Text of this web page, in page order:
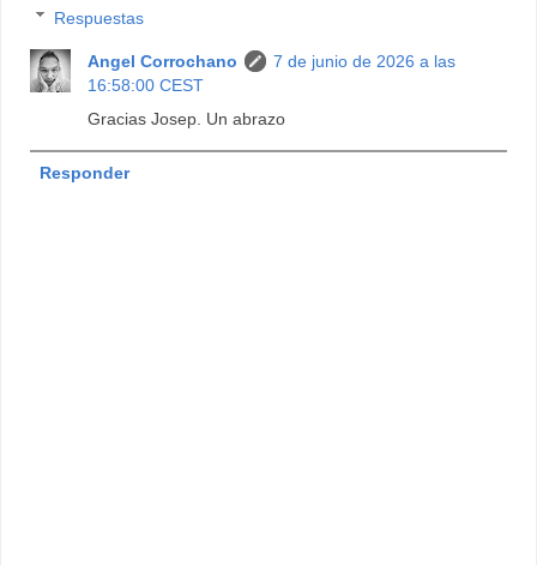
Respuestas
Angel Corrochano
7 de junio de 2026 a las
16:58:00 CEST
Gracias Josep. Un abrazo
Responder